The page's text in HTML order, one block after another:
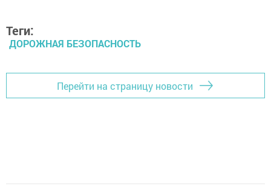
Теги:
ДОРОЖНАЯ БЕЗОПАСНОСТЬ
Перейти на страницу новости